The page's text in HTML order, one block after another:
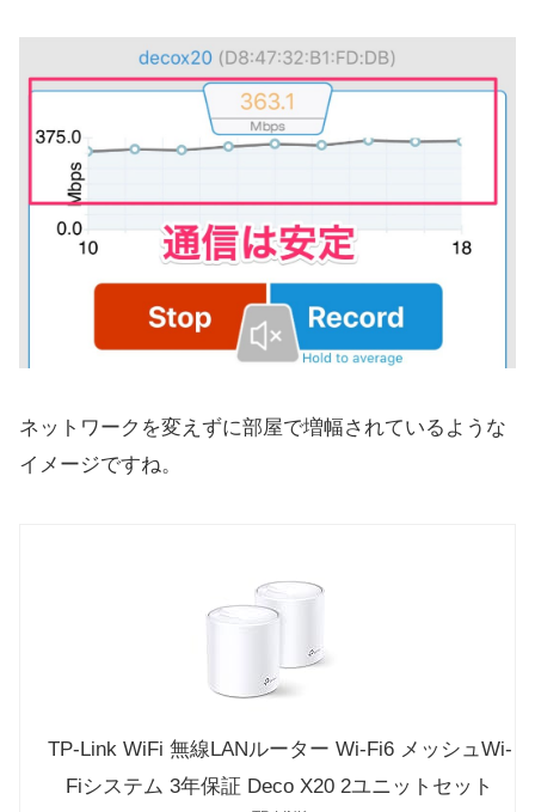
ネットワークを変えずに部屋で増幅されているような
イメージですね。
TP-Link WiFi 無線LANルーター Wi-Fi6 メッシュWi-
Fiシステム 3年保証 Deco X20 2ユニットセット